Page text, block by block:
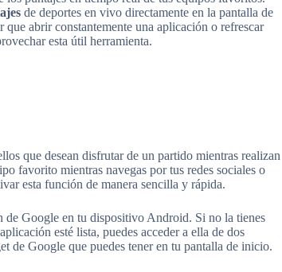
de deportes en vivo directamente en la pantalla de
abrir constantemente una aplicación o refrescar
esta útil herramienta.
que desean disfrutar de un partido mientras realizan
favorito mientras navegas por tus redes sociales o
esta función de manera sencilla y rápida.
de Google en tu dispositivo Android. Si no la tienes
esté lista, puedes acceder a ella de dos
de Google que puedes tener en tu pantalla de inicio.